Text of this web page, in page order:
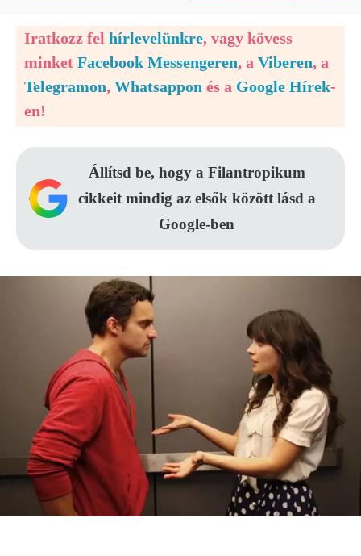
Iratkozz fel hírlevelünkre, vagy kövess
minket Facebook Messengeren, a Viberen, a
Telegramon, Whatsappon és a Google Hírek-
en!
Állítsd be, hogy a Filantropikum
cikkeit mindig az elsők között lásd a
Google-ben